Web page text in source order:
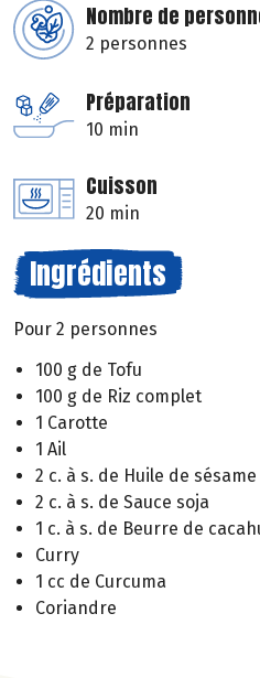
Nombre de
2 personnes
Préparation
10 min
Cuisson
20 min
Ingrédients
Pour 2 personnes
100 g de Tofu
100 g de Riz complet
1 Carotte
1 Ail
2 c. à s. de Huile de sésame
2 c. à s. de Sauce soja
1 c. à s. de Beurre de
Curry
1 cc de Curcuma
Coriandre